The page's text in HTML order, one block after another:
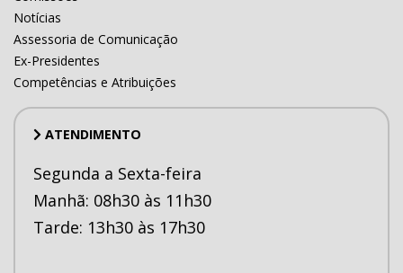
Notícias
Assessoria de Comunicação
Ex-Presidentes
Competências e Atribuições
ATENDIMENTO
Segunda a Sexta-feira
Manhã: 08h30 às 11h30
Tarde: 13h30 às 17h30